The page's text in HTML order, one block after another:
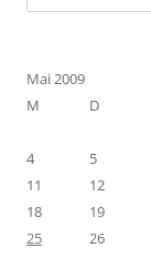
nach:
Mai 2009
M
D
4
5
11
12
18
19
25
26